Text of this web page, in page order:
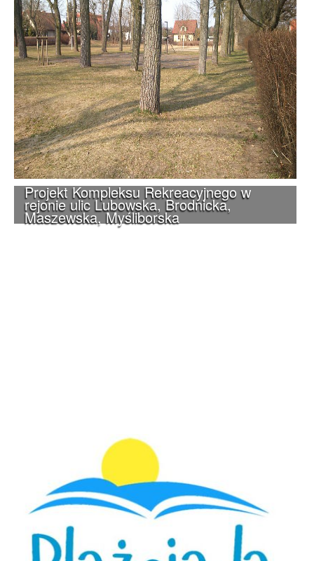
Projekt Kompleksu Rekreacyjnego w
rejonie ulic Lubowska, Brodnicka,
Maszewska, Myśliborska